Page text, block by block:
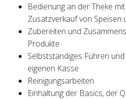
Bedienung an der Theke
Zusatzverkauf von Speisen
Zubereiten und
Produkte
Selbstständiges Führen
eigenen Kasse
Reinigungsarbeiten
Einhaltung der Basics, der